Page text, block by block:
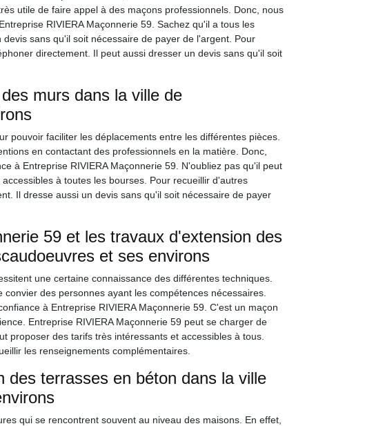
utile de faire appel à des maçons professionnels. Donc, nous
RIVIERA Maçonnerie 59. Sachez qu'il a tous les
sans qu'il soit nécessaire de payer de l'argent. Pour
directement. Il peut aussi dresser un devis sans qu'il soit
murs dans la ville de
pouvoir faciliter les déplacements entre les différentes pièces.
en contactant des professionnels en la matière. Donc,
à Entreprise RIVIERA Maçonnerie 59. N'oubliez pas qu'il peut
à toutes les bourses. Pour recueillir d'autres
Il dresse aussi un devis sans qu'il soit nécessaire de payer
59 et les travaux d'extension des
et ses environs
une certaine connaissance des différentes techniques.
des personnes ayant les compétences nécessaires.
à Entreprise RIVIERA Maçonnerie 59. C'est un maçon
Entreprise RIVIERA Maçonnerie 59 peut se charger de
proposer des tarifs très intéressants et accessibles à tous.
les renseignements complémentaires.
des terrasses en béton dans la ville
qui se rencontrent souvent au niveau des maisons. En effet,